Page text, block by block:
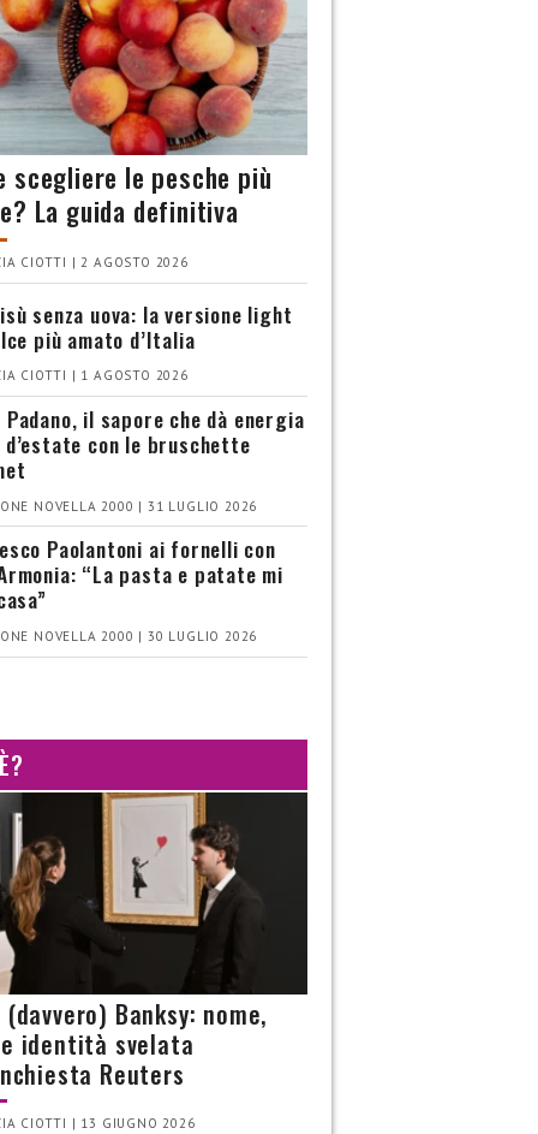
scegliere le pesche più
La guida definitiva
CIOTTI | 2 AGOSTO 2026
senza uova: la versione light
più amato d’Italia
CIOTTI | 1 AGOSTO 2026
Padano, il sapore che dà energia
d’estate con le bruschette
NOVELLA 2000 | 31 LUGLIO 2026
Paolantoni ai fornelli con
“La pasta e patate mi
NOVELLA 2000 | 30 LUGLIO 2026
(davvero) Banksy: nome,
identità svelata
Reuters
CIOTTI | 13 GIUGNO 2026